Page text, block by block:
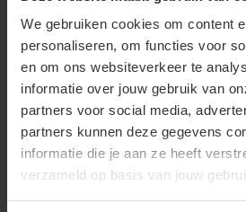
We gebruiken cookies om content
personaliseren, om functies voor
en om ons websiteverkeer te
informatie over jouw gebruik van
partners voor social media,
partners kunnen deze gegevens
informatie die je aan ze heeft
verzameld op basis van jouw
Buitenslang met spiraal
Isolatiedikte
25
Soort isolatiemateriaal
Buigradius
375
Wanddikte binnenslang
70